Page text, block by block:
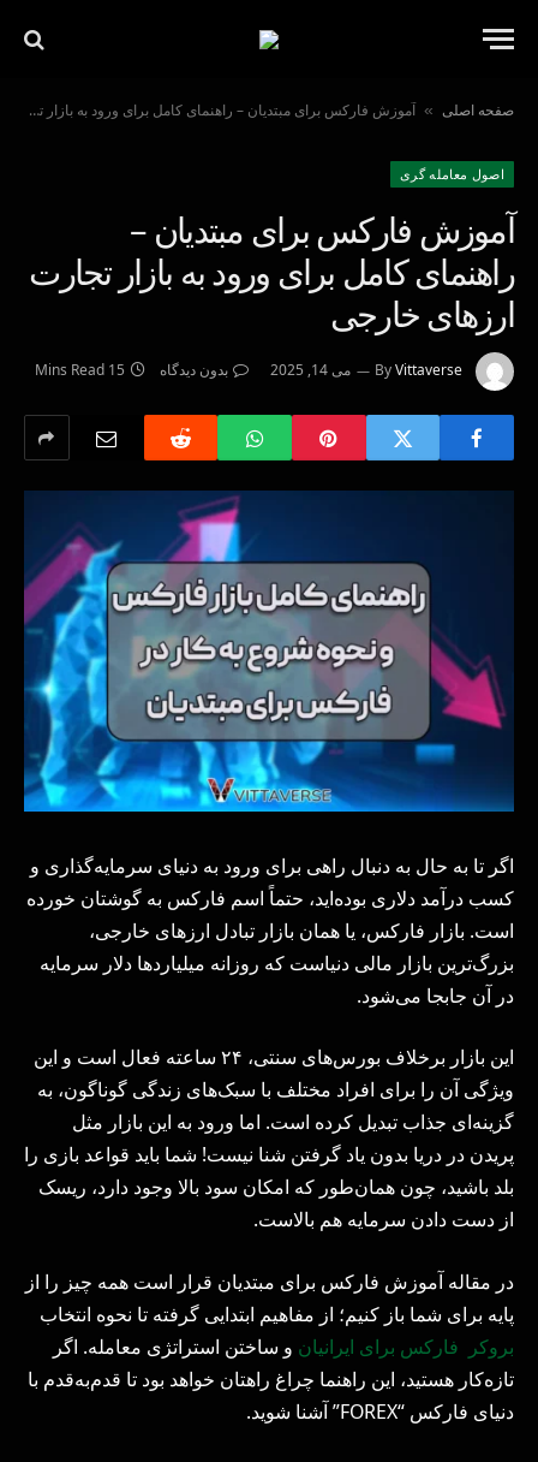
صفحه اصلی » آموزش فارکس برای مبتدیان – راهنمای کامل برای ورود به بازار تجارت ارزهای خارجی
اصول معامله گرى
آموزش فارکس برای مبتدیان –
راهنمای کامل برای ورود به بازار تجارت
ارزهای خارجی
ByVittaverse می 14, 2025 بدون دیدگاه 15 Mins Read
اگر تا به حال به دنبال راهی برای ورود به دنیای سرمایه‌گذاری و
کسب درآمد دلاری بوده‌اید، حتماً اسم فارکس به گوشتان خورده
است. بازار فارکس، یا همان بازار تبادل ارزهای خارجی،
بزرگ‌ترین بازار مالی دنیاست که روزانه میلیاردها دلار سرمایه
در آن جابجا می‌شود.
این بازار برخلاف بورس‌های سنتی، ۲۴ ساعته فعال است و این
ویژگی آن را برای افراد مختلف با سبک‌های زندگی گوناگون، به
گزینه‌ای جذاب تبدیل کرده است. اما ورود به این بازار مثل
پریدن در دریا بدون یاد گرفتن شنا نیست! شما باید قواعد بازی را
بلد باشید، چون همان‌طور که امکان سود بالا وجود دارد، ریسک
از دست دادن سرمایه هم بالاست.
در مقاله آموزش فارکس برای مبتدیان قرار است همه چیز را از
پایه برای شما باز کنیم؛ از مفاهیم ابتدایی گرفته تا نحوه انتخاب
بروکر فارکس برای ایرانیان و ساختن استراتژی معامله. اگر
تازه‌کار هستید، این راهنما چراغ راهتان خواهد بود تا قدم‌به‌قدم با
دنیای فارکس “FOREX” آشنا شوید.